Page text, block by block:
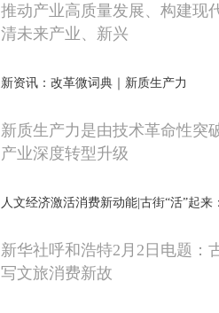
推动产业高质量发展、构建现
清未来产业、新兴
新资讯：改革微词典｜新质生产力
新质生产力是由技术革命性突
产业深度转型升级
人文经济激活消费新动能|古街“活”起
新华社呼和浩特2月2日电题：
写文旅消费新故